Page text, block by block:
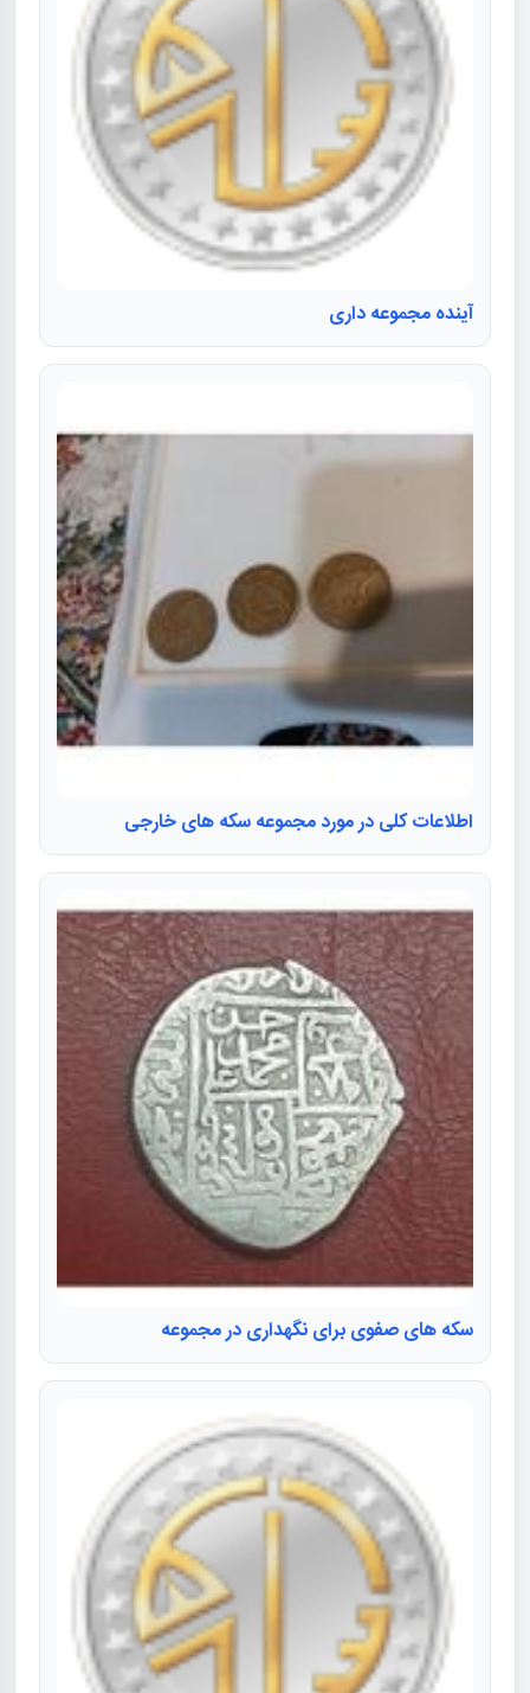
آینده مجموعه داری
اطلاعات کلی در مورد مجموعه سکه های خارجی
سکه های صفوی برای نگهداری در مجموعه